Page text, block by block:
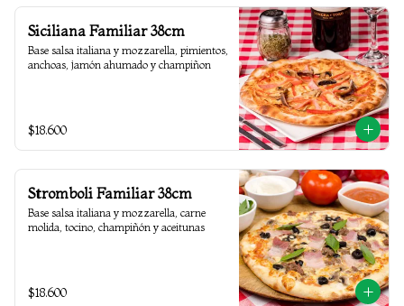
Siciliana Familiar 38cm
Base salsa italiana y mozzarella, pimientos,
anchoas, jamón ahumado y champiñon
$18.600
Stromboli Familiar 38cm
Base salsa italiana y mozzarella, carne
molida, tocino, champiñón y aceitunas
$18.600